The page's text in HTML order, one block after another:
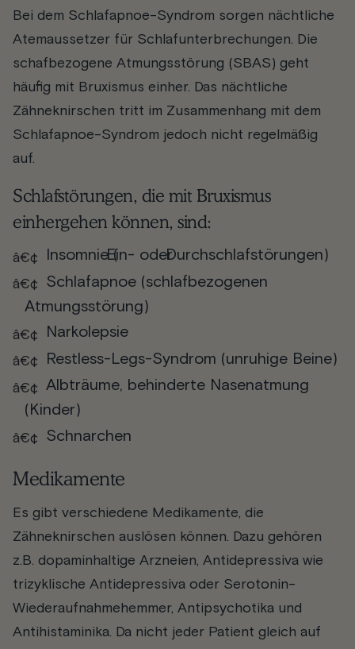
Bei dem Schlafapnoe-Syndrom sorgen nächtliche
Atemaussetzer für Schlafunterbrechungen. Die
schafbezogene Atmungsstörung (SBAS) geht
häufig mit Bruxismus einher. Das nächtliche
Zähneknirschen tritt im Zusammenhang mit dem
Schlafapnoe-Syndrom jedoch nicht regelmäßig
auf.
Schlafstörungen, die mit Bruxismus
einhergehen können, sind:
Insomnie (Ein- oderDurchschlafstörungen)
Schlafapnoe (schlafbezogenen
Atmungsstörung)
Narkolepsie
Restless-Legs-Syndrom (unruhige Beine)
Albträume, behinderte Nasenatmung
(Kinder)
Schnarchen
Medikamente
Es gibt verschiedene Medikamente, die
Zähneknirschen auslösen können. Dazu gehören
z.B. dopaminhaltige Arzneien, Antidepressiva wie
trizyklische Antidepressiva oder Serotonin-
Wiederaufnahmehemmer, Antipsychotika und
Antihistaminika. Da nicht jeder Patient gleich auf